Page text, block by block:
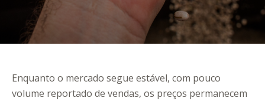
Enquanto o mercado segue estável, com pouco
volume reportado de vendas, os preços permanecem